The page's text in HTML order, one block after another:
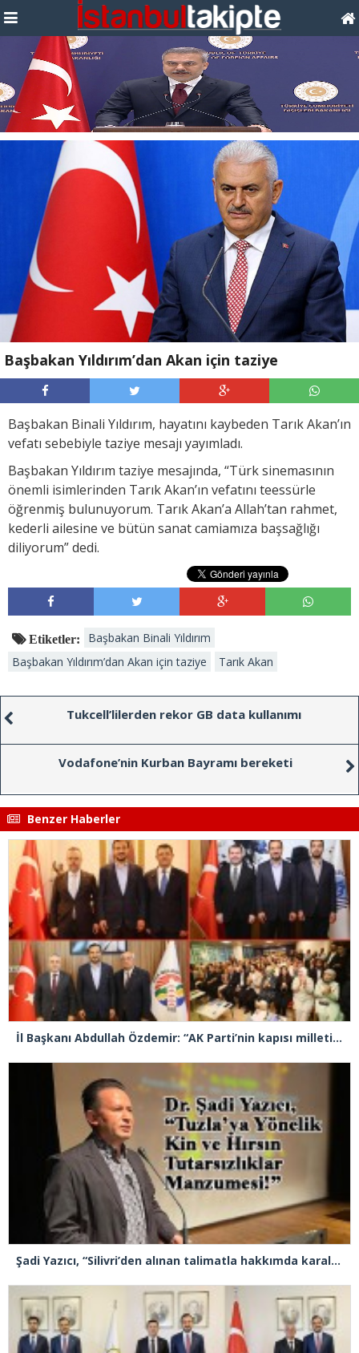
Başbakan Yıldırım’dan Akan için taziye
Başbakan Binali Yıldırım, hayatını kaybeden Tarık Akan’ın
vefatı sebebiyle taziye mesajı yayımladı.
Başbakan Yıldırım taziye mesajında, “Türk sinemasının
önemli isimlerinden Tarık Akan’ın vefatını teessürle
öğrenmiş bulunuyorum. Tarık Akan’a Allah’tan rahmet,
kederli ailesine ve bütün sanat camiamıza başsağlığı
diliyorum” dedi.
Etiketler:
Başbakan Binali Yıldırım
Başbakan Yıldırım’dan Akan için taziye
Tarık Akan
Tukcell’lilerden rekor GB data kullanımı
Vodafone’nin Kurban Bayramı bereketi
Benzer Haberler
İl Başkanı Abdullah Özdemir: “AK Parti’nin kapısı milletine hizmet etmek isteyen herkese açıktır”
Şadi Yazıcı, “Silivri’den alınan talimatla hakkımda karalama kampanyası yürütülüyor”